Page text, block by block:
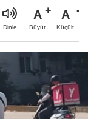
Dinle
A
Büyüt
A
Küçült